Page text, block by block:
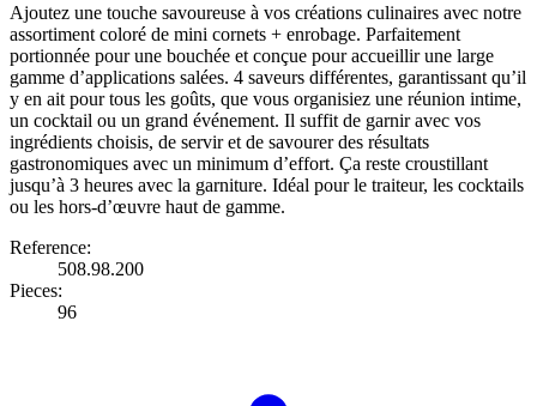
Ajoutez une touche savoureuse à vos créations culinaires avec notre
assortiment coloré de mini cornets + enrobage. Parfaitement
portionnée pour une bouchée et conçue pour accueillir une large
gamme d’applications salées. 4 saveurs différentes, garantissant qu’il
y en ait pour tous les goûts, que vous organisiez une réunion intime,
un cocktail ou un grand événement. Il suffit de garnir avec vos
ingrédients choisis, de servir et de savourer des résultats
gastronomiques avec un minimum d’effort. Ça reste croustillant
jusqu’à 3 heures avec la garniture. Idéal pour le traiteur, les cocktails
ou les hors-d’œuvre haut de gamme.
Reference:
508.98.200
Pieces:
96